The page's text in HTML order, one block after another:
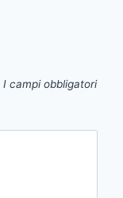
I campi obbligatori